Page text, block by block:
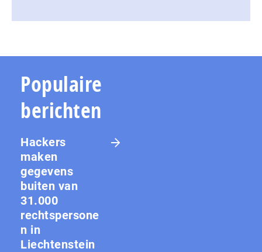
Populaire
berichten
Hackers
maken
gegevens
buiten van
31.000
rechtspersone
n in
Liechtenstein